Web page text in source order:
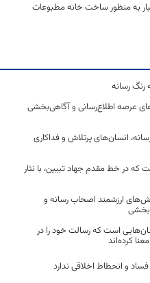
میلیارد ریال اعتبار به منظور ساخت خانه مطبوعات
رنگ رسانه
عرصه اطلاع‌رسانی و آگاهی‌بخشی
انسان‌های پرتلاش و فداکاری
که در خط مقدم جهاد تبیین، با نثار
ارزشمند اصحاب رسانه و
است که رسالت خود را در
کرده‌اند
و انحطاط اخلاقی ندارد